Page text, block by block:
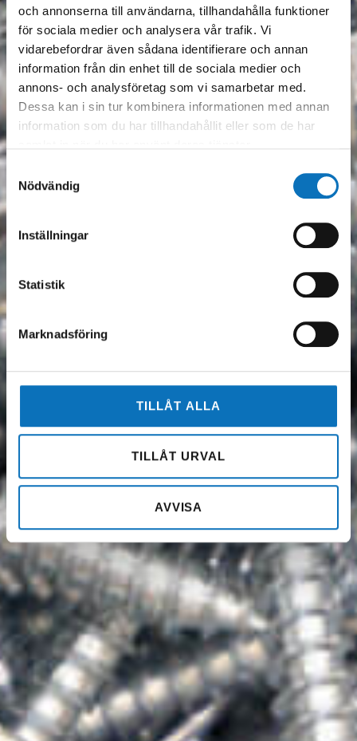
och annonserna till användarna, tillhandahålla funktioner
för sociala medier och analysera vår trafik. Vi
vidarebefordrar även sådana identifierare och annan
information från din enhet till de sociala medier och
annons- och analysföretag som vi samarbetar med.
Dessa kan i sin tur kombinera informationen med annan
information som du har tillhandahållit eller som de har
Nödvändig
Inställningar
Statistik
Marknadsföring
TILLÅT ALLA
TILLÅT URVAL
AVVISA